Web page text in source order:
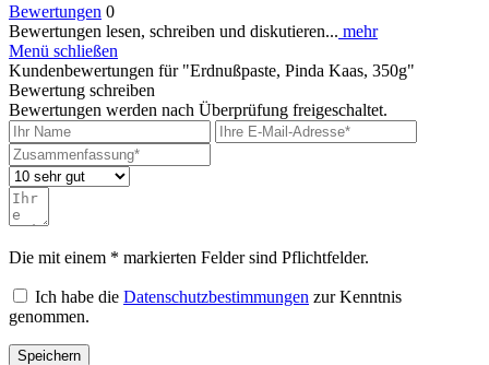
Bewertungen 0
Bewertungen lesen, schreiben und diskutieren... mehr
Menü schließen
Kundenbewertungen für "Erdnußpaste, Pinda Kaas, 350g"
Bewertung schreiben
Bewertungen werden nach Überprüfung freigeschaltet.
Die mit einem * markierten Felder sind Pflichtfelder.
Ich habe die Datenschutzbestimmungen zur Kenntnis
genommen.
Speichern